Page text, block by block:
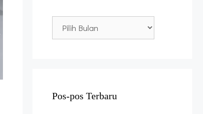
Archive
Pos-pos Terbaru